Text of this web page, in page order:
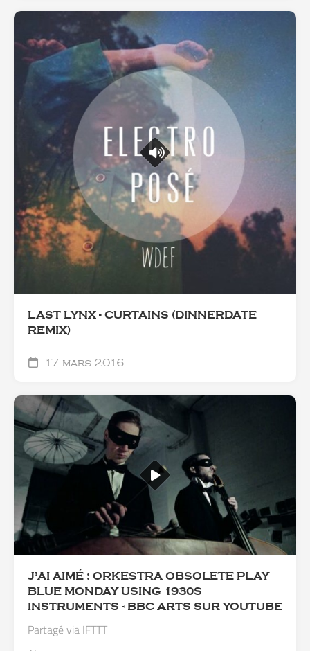
LAST LYNX - CURTAINS (DINNERDATE
REMIX)
17 mars 2016
J'AI AIMÉ : ORKESTRA OBSOLETE PLAY
BLUE MONDAY USING 1930S
INSTRUMENTS - BBC ARTS SUR YOUTUBE
Partagé via IFTTT